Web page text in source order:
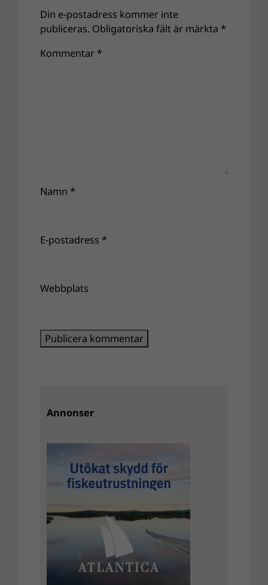
Din e-postadress kommer inte
publiceras. Obligatoriska fält är märkta *
Kommentar *
Namn *
E-postadress *
Webbplats
Annonser